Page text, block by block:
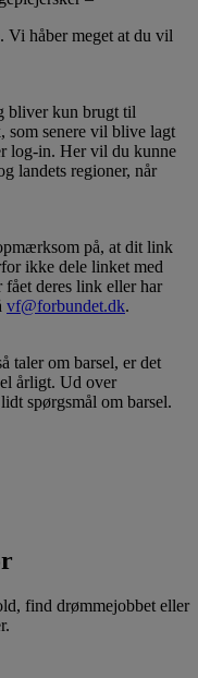
Vi håber meget at du vil
bliver kun brugt til
som senere vil blive lagt
log-in. Her vil du kunne
landets regioner, når
på, at dit link
ikke dele linket med
deres link eller har
vf@forbundet.dk.
taler om barsel, er det
årligt. Ud over
spørgsmål om barsel.
find drømmejobbet eller